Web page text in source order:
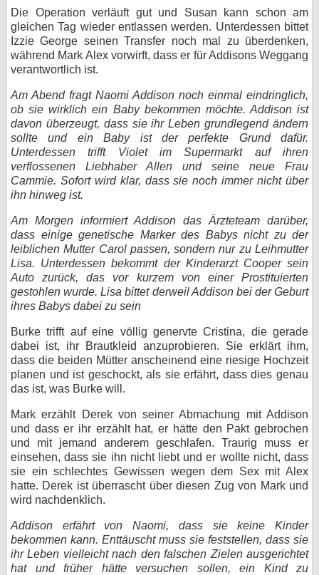
Die Operation verläuft gut und Susan kann schon am
gleichen Tag wieder entlassen werden. Unterdessen bittet
Izzie George seinen Transfer noch mal zu überdenken,
während Mark Alex vorwirft, dass er für Addisons Weggang
verantwortlich ist.
Am Abend fragt Naomi Addison noch einmal eindringlich,
ob sie wirklich ein Baby bekommen möchte. Addison ist
davon überzeugt, dass sie ihr Leben grundlegend ändern
sollte und ein Baby ist der perfekte Grund dafür.
Unterdessen trifft Violet im Supermarkt auf ihren
verflossenen Liebhaber Allen und seine neue Frau
Cammie. Sofort wird klar, dass sie noch immer nicht über
ihn hinweg ist.
Am Morgen informiert Addison das Ärzteteam darüber,
dass einige genetische Marker des Babys nicht zu der
leiblichen Mutter Carol passen, sondern nur zu Leihmutter
Lisa. Unterdessen bekommt der Kinderarzt Cooper sein
Auto zurück, das vor kurzem von einer Prostituierten
gestohlen wurde. Lisa bittet derweil Addison bei der Geburt
ihres Babys dabei zu sein
Burke trifft auf eine völlig genervte Cristina, die gerade
dabei ist, ihr Brautkleid anzuprobieren. Sie erklärt ihm,
dass die beiden Mütter anscheinend eine riesige Hochzeit
planen und ist geschockt, als sie erfährt, dass dies genau
das ist, was Burke will.
Mark erzählt Derek von seiner Abmachung mit Addison
und dass er ihr erzählt hat, er hätte den Pakt gebrochen
und mit jemand anderem geschlafen. Traurig muss er
einsehen, dass sie ihn nicht liebt und er wollte nicht, dass
sie ein schlechtes Gewissen wegen dem Sex mit Alex
hatte. Derek ist überrascht über diesen Zug von Mark und
wird nachdenklich.
Addison erfährt von Naomi, dass sie keine Kinder
bekommen kann. Enttäuscht muss sie feststellen, dass sie
ihr Leben vielleicht nach den falschen Zielen ausgerichtet
hat und früher hätte versuchen sollen, ein Kind zu